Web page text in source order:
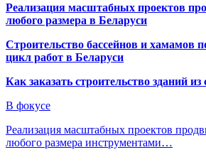
Реализация масштабных проектов
любого размера в Беларуси
Строительство бассейнов и
цикл работ в Беларуси
Как заказать строительство зданий
В фокусе
Реализация масштабных проектов
любого размера инструментами…